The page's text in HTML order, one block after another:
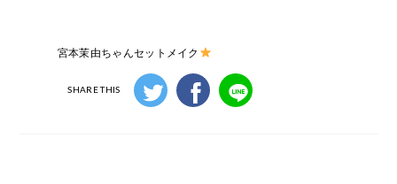
宮本茉由ちゃんセットメイク
SHARE THIS